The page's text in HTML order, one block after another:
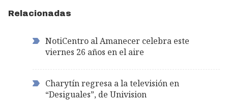
Relacionadas
NotiCentro al Amanecer celebra este
viernes 26 años en el aire
Charytín regresa a la televisión en
“Desiguales”, de Univision